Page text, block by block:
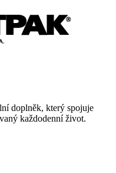
doplněk, který spojuje
každodenní život.